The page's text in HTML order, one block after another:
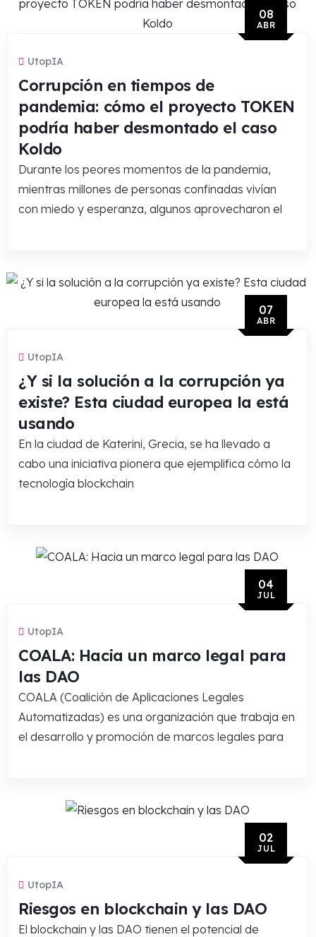
08
ABR
UtopIA
Corrupción en tiempos de
pandemia: cómo el proyecto TOKEN
podría haber desmontado el caso
Koldo
Durante los peores momentos de la pandemia,
mientras millones de personas confinadas vivían
con miedo y esperanza, algunos aprovecharon el
07
ABR
UtopIA
¿Y si la solución a la corrupción ya
existe? Esta ciudad europea la está
usando
En la ciudad de Katerini, Grecia, se ha llevado a
cabo una iniciativa pionera que ejemplifica cómo la
tecnología blockchain
04
JUL
UtopIA
COALA: Hacia un marco legal para
las DAO
COALA (Coalición de Aplicaciones Legales
Automatizadas) es una organización que trabaja en
el desarrollo y promoción de marcos legales para
02
JUL
UtopIA
Riesgos en blockchain y las DAO
El blockchain y las DAO tienen el potencial de